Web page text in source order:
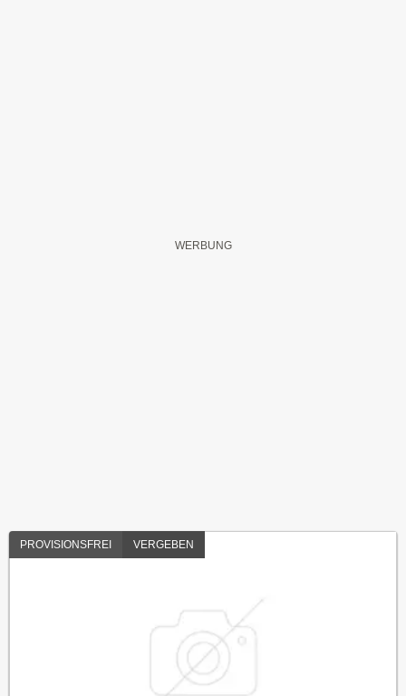
PROVISIONSFREI VERGEBEN